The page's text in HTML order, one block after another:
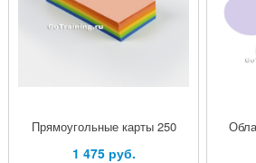
Прямоугольные карты 250
1 475 руб.